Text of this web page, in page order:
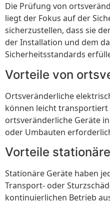
Die Prüfung von
liegt der Fokus auf der
sicherzustellen, dass sie
der Installation und dem
Sicherheitsstandards
Vorteile von
Ortsveränderliche
können leicht transportiert
ortsveränderliche Geräte
oder Umbauten
Vorteile
Stationäre Geräte haben
Transport- oder
kontinuierlichen Betrieb